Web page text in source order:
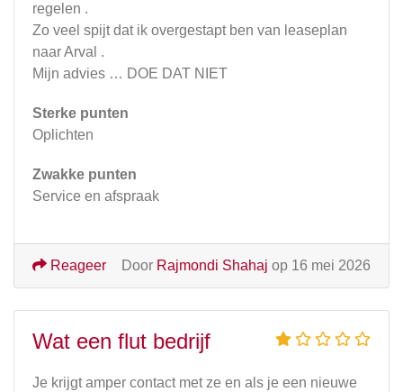
regelen .
Zo veel spijt dat ik overgestapt ben van leaseplan
naar Arval .
Mijn advies … DOE DAT NIET
Sterke punten
Oplichten
Zwakke punten
Service en afspraak
Door Rajmondi Shahaj op 16 mei 2026
Reageer
Wat een flut bedrijf
Je krijgt amper contact met ze en als je een nieuwe